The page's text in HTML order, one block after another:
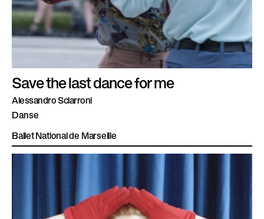
Save the last dance for me
Alessandro Sciarroni
Danse
Ballet National de Marseille